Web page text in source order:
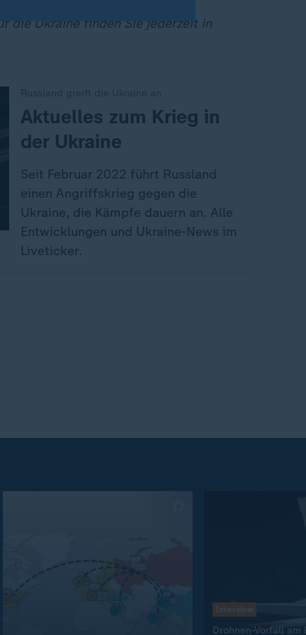
die Ukraine finden Sie jederzeit in
:
Aktuelles zum Krieg in
der Ukraine
Seit Februar 2022 führt Russland
einen Angriffskrieg gegen die
Ukraine, die Kämpfe dauern an. Alle
Entwicklungen und Ukraine-News im
Liveticker.
Interview
Drohnen-Vorfall am